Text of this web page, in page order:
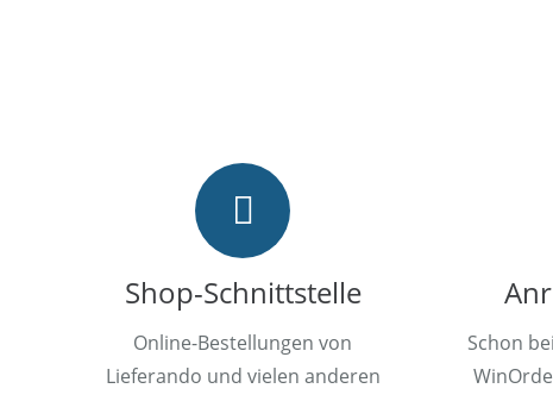
Shop-Schnittstelle
Online-Bestellungen von
Lieferando und vielen anderen
Schon